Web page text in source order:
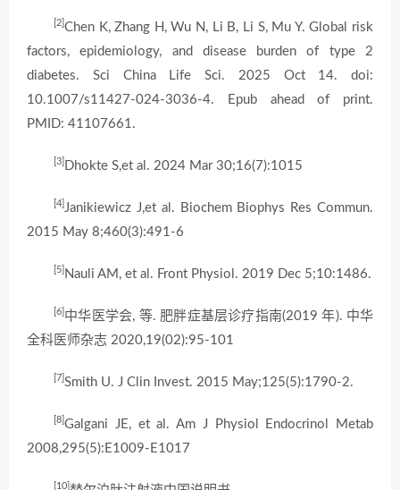
[2] Chen K, Zhang H, Wu N, Li B, Li S, Mu Y. Global risk
factors, epidemiology, and disease burden of type 2
diabetes. Sci China Life Sci. 2025 Oct 14. doi:
10.1007/s11427-024-3036-4. Epub ahead of print.
PMID: 41107661.
[3] Dhokte S,et al. 2024 Mar 30;16(7):1015
[4] Janikiewicz J,et al. Biochem Biophys Res Commun.
2015 May 8;460(3):491-6
[5] Nauli AM, et al. Front Physiol. 2019 Dec 5;10:1486.
[6] 中华医学会, 等. 肥胖症基层诊疗指南(2019 年). 中华
全科医师杂志 2020,19(02):95-101
[7] Smith U. J Clin Invest. 2015 May;125(5):1790-2.
[8] Galgani JE, et al. Am J Physiol Endocrinol Metab
2008,295(5):E1009-E1017
[10]